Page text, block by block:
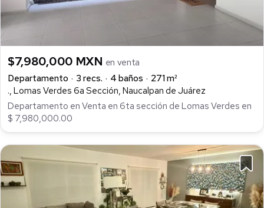
$7,980,000 MXN en venta
Departamento
3 recs. 4 baños
271 m²
., Lomas Verdes 6a Sección, Naucalpan de Juárez
Departamento en Venta en 6ta sección de Lomas Verdes en
$ 7,980,000.00